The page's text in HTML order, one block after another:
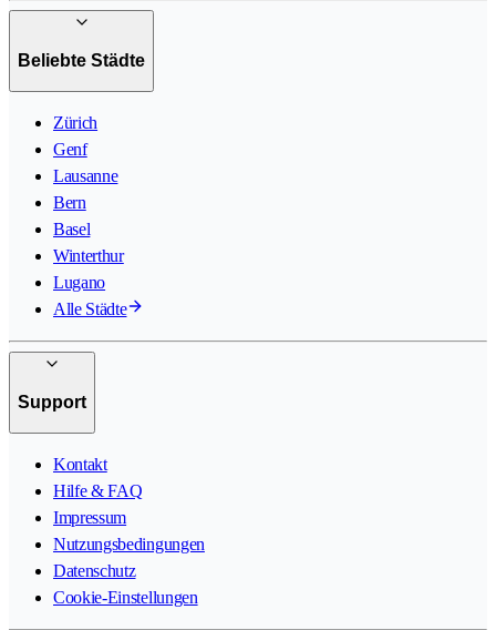
Beliebte Städte
Zürich
Genf
Lausanne
Bern
Basel
Winterthur
Lugano
Alle Städte
Support
Kontakt
Hilfe & FAQ
Impressum
Nutzungsbedingungen
Datenschutz
Cookie-Einstellungen